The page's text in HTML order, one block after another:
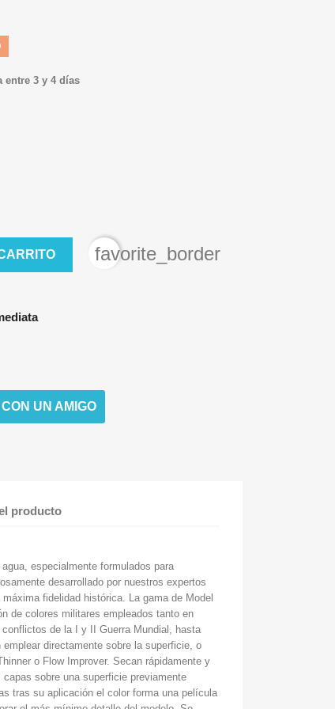
entre 3 y 4 días
favorite_border
UN AMIGO
producto
especialmente formulados para
desarrollado por nuestros expertos
fidelidad histórica. La gama de Model
de colores militares empleados tanto en
de la I y II Guerra Mundial, hasta
directamente sobre la superficie, o
o Flow Improver. Secan rápidamente y
sobre una superficie previamente
tras su aplicación el color forma una película